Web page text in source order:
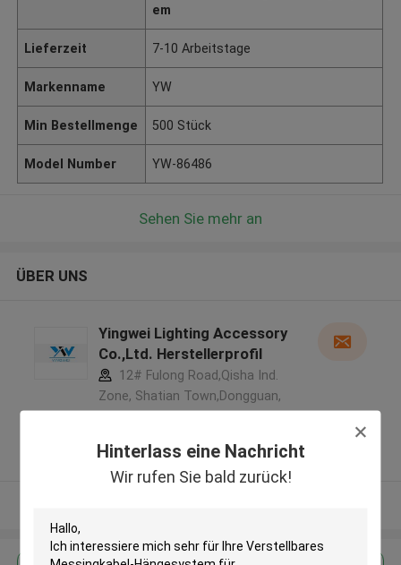
Hinterlass eine Nachricht
Wir rufen Sie bald zurück!
em
Lieferzeit 7-10 Arbeitstage
Markenname YW
Min Bestellmenge 500 Stück
Model Number YW-86486
Sehen Sie mehr an
ÜBER UNS
Yingwei Lighting Accessory
Co.,Ltd. Herstellerprofil
12# Fulong Road,Qisha Ind.
Zone, Shatian Town,Dongguan,
Überprüfter Lieferant